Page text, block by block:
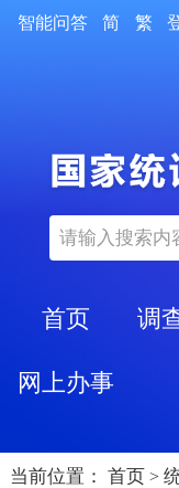
智能问答 简 繁
首页 调
网上办事
当前位置： 首页 >